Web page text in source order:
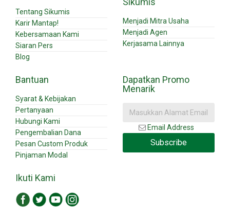
Tentang Sikumis
Karir Mantap!
Kebersamaan Kami
Siaran Pers
Blog
Menjadi Mitra Usaha
Menjadi Agen
Kerjasama Lainnya
Bantuan
Syarat & Kebijakan
Pertanyaan
Hubungi Kami
Pengembalian Dana
Pesan Custom Produk
Pinjaman Modal
Dapatkan Promo
Menarik
Email Address
Subscribe
Ikuti Kami